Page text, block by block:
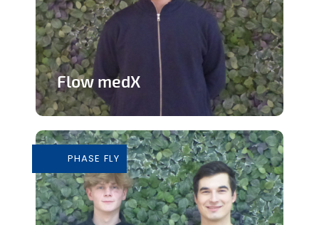
Flow medX
concours de médecine
En savoir plus
PHASE FLY